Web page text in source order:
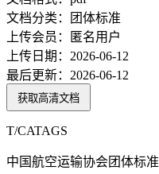
文档分类：
团体标准
上传会员：
匿名用户
上传日期： 2026-06-12
最后更新： 2026-06-12
获取高清文档
T/CATAGS
中国航空运输协会团体标准